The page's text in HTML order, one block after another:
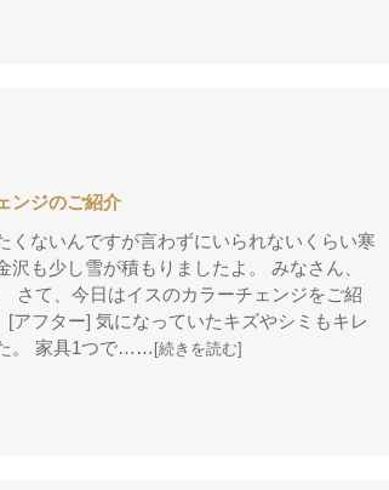
ジのご紹介
くないんですが言わずにいられないくらい寒
も少し雪が積もりましたよ。 みなさん、
さて、今日はイスのカラーチェンジをご紹
ー] 気になっていたキズやシミもキレ
。 家具1つで…… [続きを読む]